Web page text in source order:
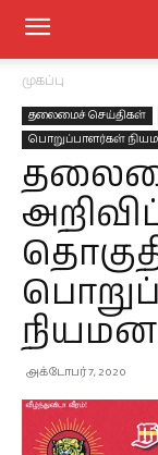
முகப்பு
தலைமைச் செய்திகள்
பொறுப்பாளர்கள்
அக்டோபர் 7, 2020